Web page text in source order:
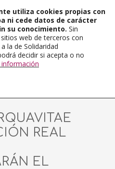
REAL
EL
utiliza cookies propias con
ni cede datos de carácter
su conocimiento. Sin
web de terceros con
la de Solidaridad
decidir si acepta o no
información